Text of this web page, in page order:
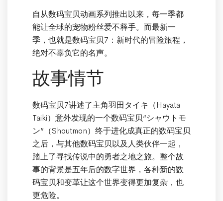
自从数码宝贝动画系列推出以来，每一季都
能让全球的宠物粉丝爱不释手。而最新一
季，也就是数码宝贝7：新时代的冒险旅程，
绝对不辜负它的名声。
故事情节
数码宝贝7讲述了主角羽田タイキ（Hayata
Taiki）意外发现的一个数码宝贝“シャウトモ
ン”（Shoutmon）终于进化成真正的数码宝贝
之后，与其他数码宝贝以及人类伙伴一起，
踏上了寻找传说中的勇者之地之旅。整个故
事的背景是五年后的数字世界，各种新的数
码宝贝和变革让这个世界变得更加复杂，也
更危险。